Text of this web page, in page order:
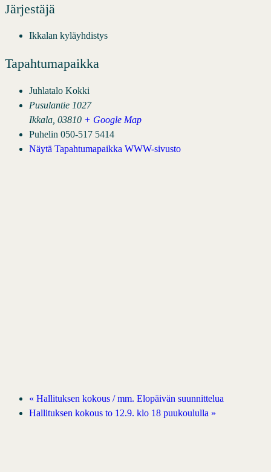
Järjestäjä
Ikkalan kyläyhdistys
Tapahtumapaikka
Juhlatalo Kokki
Pusulantie 1027
Ikkala 03810 + Google Map
Puhelin 050-517 5414
Näytä Tapahtumapaikka WWW-sivusto
« Hallituksen kokous / mm. Elopäivän suunnittelua
Hallituksen kokous to 12.9. klo 18 puukoululla »